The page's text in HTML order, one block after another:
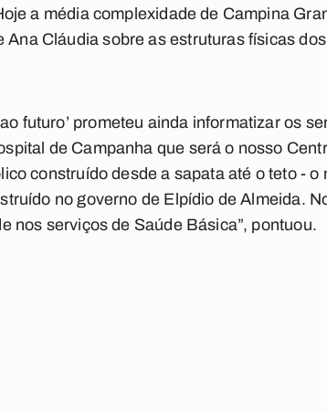
a média complexidade de Campina
Cláudia sobre as estruturas físicas
futuro’ prometeu ainda informatizar os
de Campanha que será o nosso
construído desde a sapata até o teto -
no governo de Elpídio de Almeida.
nos serviços de Saúde Básica”, pontuou.